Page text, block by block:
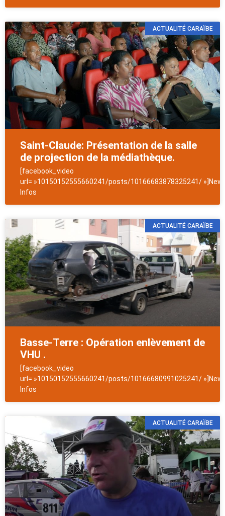
ACTUALITÉ CARAÏBE
Saint-Claude: Présentation de la salle
de projection de la médiathèque.
[facebook_video
url= »10150152555660241/posts/10166683878325241/
Infos
ACTUALITÉ CARAÏBE
Basse-Terre : Opération enlèvement de
VHU .
[facebook_video
url= »10150152555660241/posts/10166680991025241/
Infos
ACTUALITÉ CARAÏBE